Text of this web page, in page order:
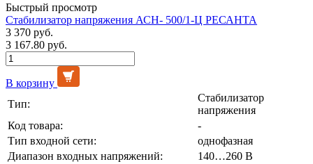
Быстрый просмотр
Стабилизатор напряжения АСН- 500/1-Ц РЕСАНТА
3 370 руб.
3 167.80 руб.
В корзину
Тип:
Стабилизатор
напряжения
Код товара:
-
Тип входной сети:
однофазная
Диапазон входных напряжений:
140…260 В